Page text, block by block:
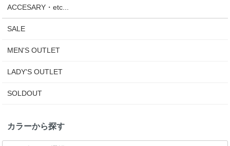
ACCESARY・etc...
SALE
MEN'S OUTLET
LADY'S OUTLET
SOLDOUT
カラーから探す